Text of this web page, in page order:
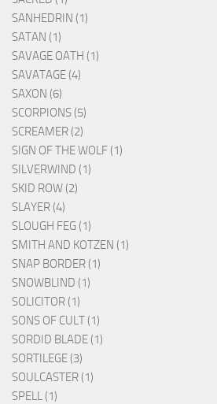
SANHEDRIN (1)
SATAN (1)
SAVAGE OATH (1)
SAVATAGE (4)
SAXON (6)
SCORPIONS (5)
SCREAMER (2)
SIGN OF THE WOLF (1)
SILVERWIND (1)
SKID ROW (2)
SLAYER (4)
SLOUGH FEG (1)
SMITH AND KOTZEN (1)
SNAP BORDER (1)
SNOWBLIND (1)
SOLICITOR (1)
SONS OF CULT (1)
SORDID BLADE (1)
SORTILEGE (3)
SOULCASTER (1)
SPELL (1)